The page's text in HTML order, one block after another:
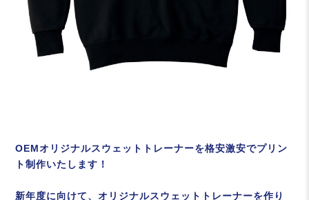
OEMオリジナルスウェットトレーナーを格安激安でプリン
ト制作いたします！
新年度に向けて、オリジナルスウェットトレーナーを作り